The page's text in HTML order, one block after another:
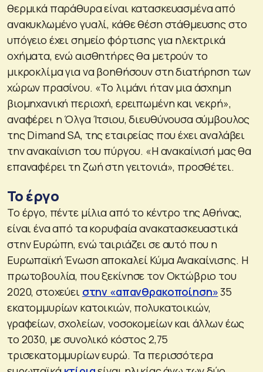
θερμικά παράθυρα είναι κατασκευασμένα από
ανακυκλωμένο γυαλί, κάθε θέση στάθμευσης στο
υπόγειο έχει σημείο φόρτισης για ηλεκτρικά
οχήματα, ενώ αισθητήρες θα μετρούν το
μικροκλίμα για να βοηθήσουν στη διατήρηση των
χώρων πρασίνου. «Το λιμάνι ήταν μια άσχημη
βιομηχανική περιοχή, ερειπωμένη και νεκρή»,
αναφέρει η Όλγα Ίτσιου, διευθύνουσα σύμβουλος
της Dimand SA, της εταιρείας που έχει αναλάβει
την ανακαίνιση του πύργου. «Η ανακαίνισή μας θα
επαναφέρει τη ζωή στη γειτονιά», προσθέτει.
Το έργο
Το έργο, πέντε μίλια από το κέντρο της Αθήνας,
είναι ένα από τα κορυφαία ανακατασκευαστικά
στην Ευρώπη, ενώ ταιριάζει σε αυτό που η
Ευρωπαϊκή Ένωση αποκαλεί Κύμα Ανακαίνισης. Η
πρωτοβουλία, που ξεκίνησε τον Οκτώβριο του
2020, στοχεύει στην «απανθρακοποίηση»35
εκατομμυρίων κατοικιών, πολυκατοικιών,
γραφείων, σχολείων, νοσοκομείων και άλλων έως
το 2030, με συνολικό κόστος 2,75
τρισεκατομμυρίων ευρώ. Τα περισσότερα